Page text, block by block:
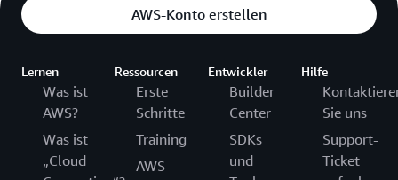
AWS-Konto erstellen
Lernen
Was ist
AWS?
Was ist
„Cloud
Ressourcen
Erste
Schritte
Training
AWS
Entwickler
Builder
Center
SDKs
und
Hilfe
Sie uns
Support-
Ticket